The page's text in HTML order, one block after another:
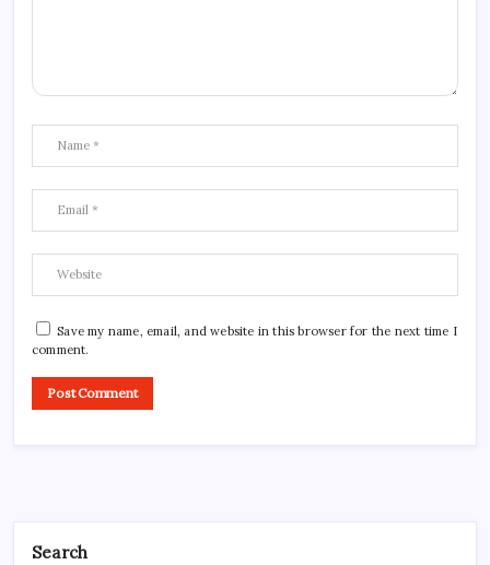
Save my name, email, and website in this browser for the next time I
comment.
Search